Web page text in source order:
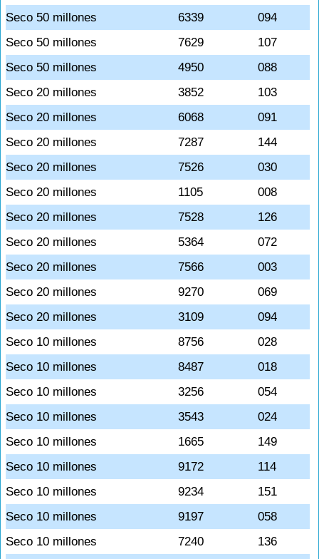
Seco 50 millones
6339
094
Seco 50 millones
7629
107
Seco 50 millones
4950
088
Seco 20 millones
3852
103
Seco 20 millones
6068
091
Seco 20 millones
7287
144
Seco 20 millones
7526
030
Seco 20 millones
1105
008
Seco 20 millones
7528
126
Seco 20 millones
5364
072
Seco 20 millones
7566
003
Seco 20 millones
9270
069
Seco 20 millones
3109
094
Seco 10 millones
8756
028
Seco 10 millones
8487
018
Seco 10 millones
3256
054
Seco 10 millones
3543
024
Seco 10 millones
1665
149
Seco 10 millones
9172
114
Seco 10 millones
9234
151
Seco 10 millones
9197
058
Seco 10 millones
7240
136